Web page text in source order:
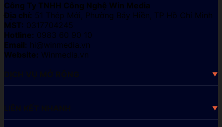
Công Ty TNHH Công Nghệ Win Media
Địa chỉ: 51 Thép Mới, Phường Bảy Hiền, TP Hồ Chí Minh
MST: 0317704245
Hotline: 0983 60 90 10
Email: hi@winmedia.vn
Website: Winmedia.vn
DỊCH VỤ MỞ RỘNG
LIÊN KẾT NHANH